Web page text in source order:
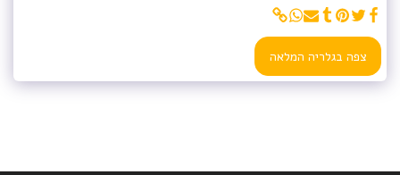
צפה בגלריה המלאה